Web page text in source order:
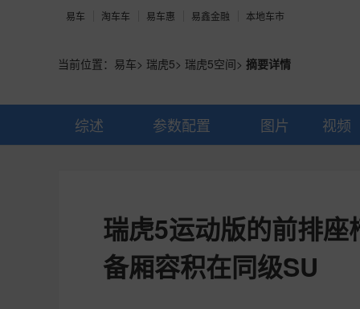
易车 淘车车 易车惠 易鑫金融 本地车市
当前位置： 易车> 瑞虎5> 瑞虎5空间> 摘要详情
综述 参数配置 图片 视频
瑞虎5运动版的前排
备厢容积在同级SU